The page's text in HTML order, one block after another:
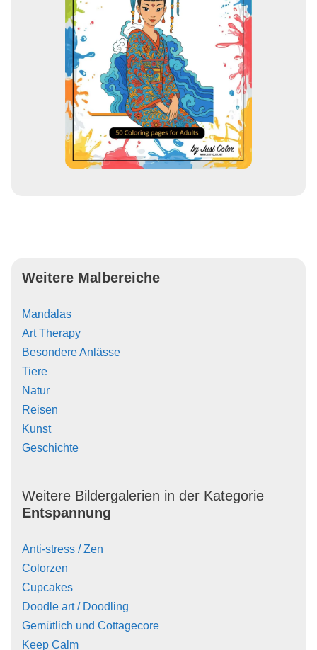
Weitere Malbereiche
Mandalas
Art Therapy
Besondere Anlässe
Tiere
Natur
Reisen
Kunst
Geschichte
Weitere Bildergalerien in der Kategorie
Entspannung
Anti-stress / Zen
Colorzen
Cupcakes
Doodle art / Doodling
Gemütlich und Cottagecore
Keep Calm